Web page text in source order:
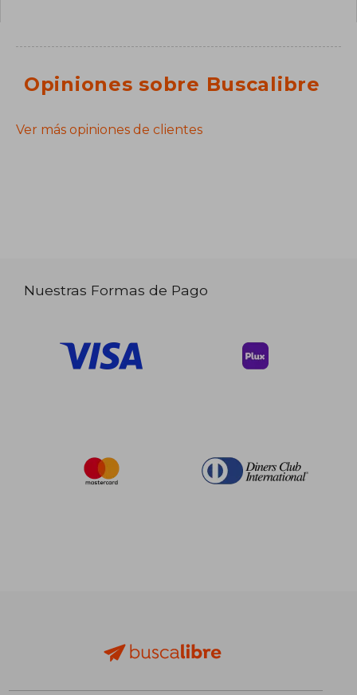
Opiniones sobre Buscalibre
Ver más opiniones de clientes
Nuestras Formas de Pago